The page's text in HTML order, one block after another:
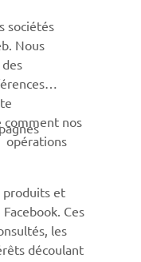
sociétés
Nous
comment nos
opérations
produits et
Ces
les
découlant